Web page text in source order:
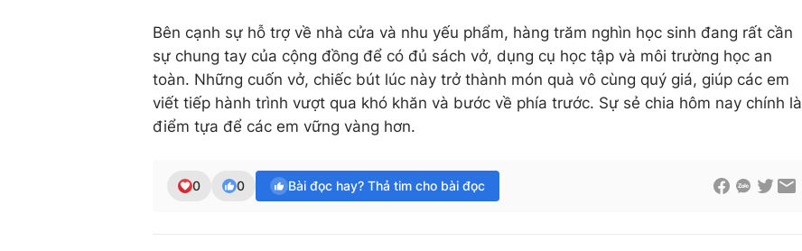
Bên cạnh sự hỗ trợ về nhà cửa và nhu yếu phẩm, hàng trăm nghìn học sinh đang rất cần
sự chung tay của cộng đồng để có đủ sách vở, dụng cụ học tập và môi trường học an
toàn. Những cuốn vở, chiếc bút lúc này trở thành món quà vô cùng quý giá, giúp các em
viết tiếp hành trình vượt qua khó khăn và bước về phía trước. Sự sẻ chia hôm nay chính là
điểm tựa để các em vững vàng hơn.
0 0 Bài đọc hay? Thả tim cho bài đọc